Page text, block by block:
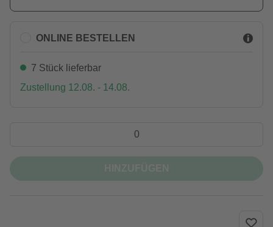
ONLINE BESTELLEN
7 Stück lieferbar
Zustellung 12.08. - 14.08.